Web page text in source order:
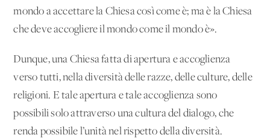
mondo a accettare la Chiesa così come è; ma è la Chiesa
che deve accogliere il mondo come il mondo è».
Dunque, una Chiesa fatta di apertura e accoglienza
verso tutti, nella diversità delle razze, delle culture, delle
religioni. E tale apertura e tale accoglienza sono
possibili solo attraverso una cultura del dialogo, che
renda possibile l’unità nel rispetto della diversità.